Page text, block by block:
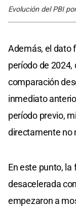
Evolución del PBI
Además, el dato
período de 2024,
comparación
inmediato
período previo,
directamente no
En este punto,
desacelerada
empezaron a